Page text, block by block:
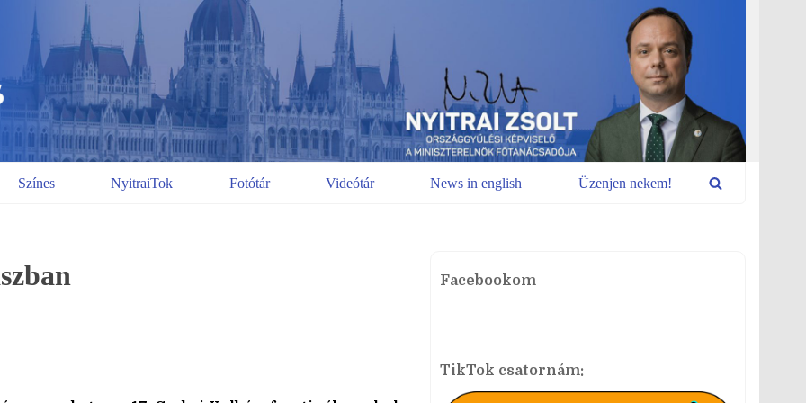
Színes NyitraiTok Fotótár Videótár News in english Üzenjen nekem!
Facebookom
TikTok csatornám: